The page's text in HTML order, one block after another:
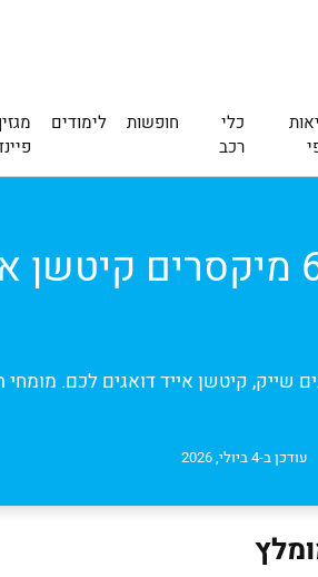
כלי
רכב
חופשות לימודים
שייק, קיטשן אייד דואגים לכם.
עודכן ב-4 ביולי, 2026